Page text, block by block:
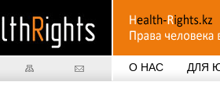
О НАС ДЛЯ